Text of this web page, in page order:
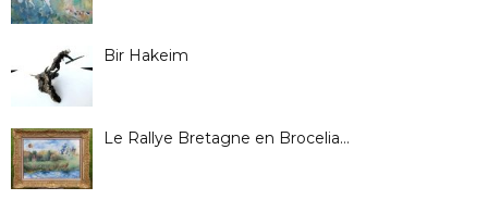
Bir Hakeim
Le Rallye Bretagne en Brocelia…